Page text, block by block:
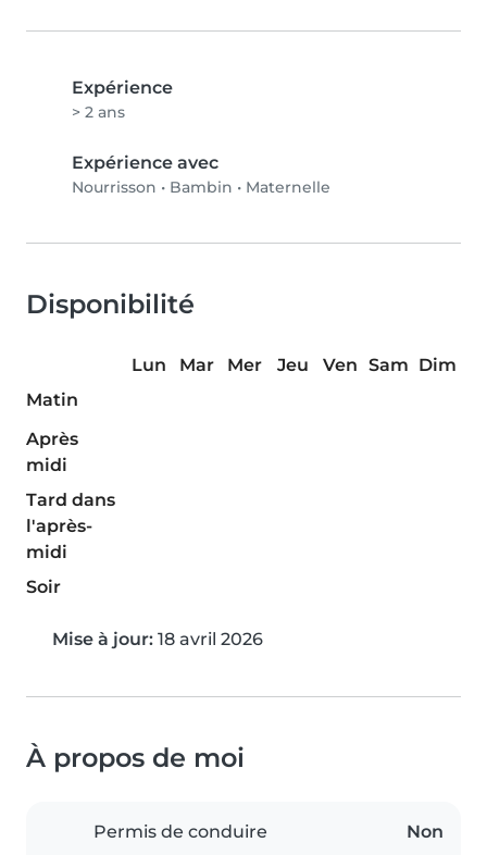
Expérience
> 2 ans
Expérience avec
Nourrisson • Bambin • Maternelle
Disponibilité
Lun Mar Mer Jeu Ven Sam Dim
Matin
Après
midi
Tard dans
l'après-
midi
Soir
Mise à jour: 18 avril 2026
À propos de moi
Permis de conduire Non